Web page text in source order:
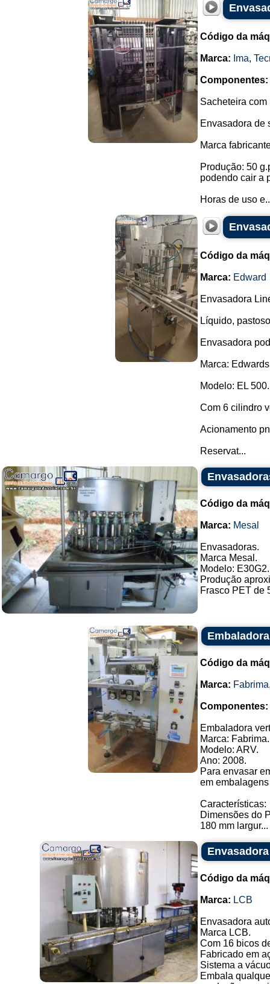
Código da
Marca: Ima,
Componentes:
Sacheteira com
Envasadora de
Marca
Produção: 50
podendo cair a
Horas de uso
Código da
Marca: Edward
Envasadora
Líquido,
Envasadora
Marca:
Modelo: EL 500.
Com 6 cilindro
Acionamento
Reservat...
Código da
Marca: Mesal
Envasadoras.
Marca Mesal.
Modelo: E30G2.
Produção
Frasco PET de
Código da
Marca: Fabrima
Componentes:
Embaladora
Marca: Fabrima.
Modelo: ARV.
Ano: 2008.
Para envasar
em
Características:
Dimensões do
180 mm largur...
Código da
Marca: LCB
Envasadora
Marca LCB.
Com 16 bicos
Fabricado em
Sistema a
Embala